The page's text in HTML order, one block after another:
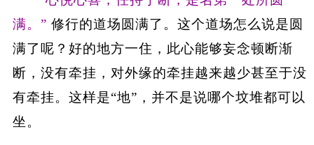
满。” 修行的道场圆满了。这个道场怎么说是圆
满了呢？好的地方一住，此心能够妄念顿断渐
断，没有牵挂，对外缘的牵挂越来越少甚至于没
有牵挂。这样是“地”，并不是说哪个坟堆都可以
坐。